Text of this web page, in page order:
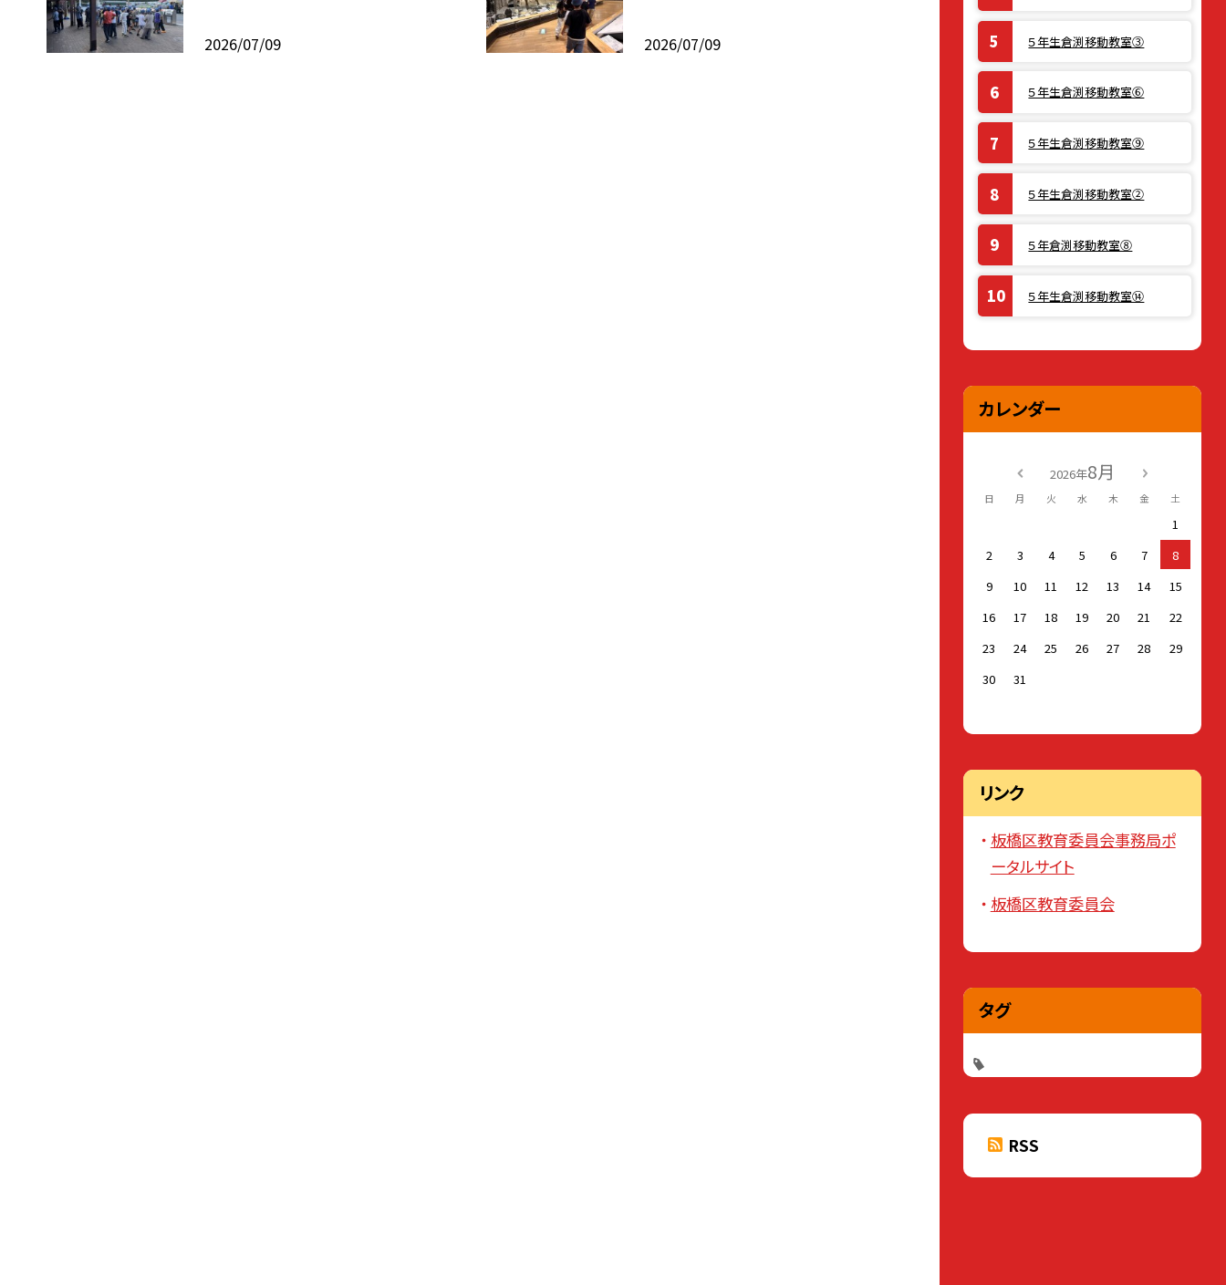
2026/07/09 2026/07/09 ５年生倉渕移動教室③
５年生倉渕移動教室⑥
５年生倉渕移動教室⑨
５年生倉渕移動教室②
５年倉渕移動教室⑧
５年生倉渕移動教室⑭
カレンダー
2026年8月
日 月 火 水 木 金 土
1
2
3 4 5 6 7
8
9
10 11 12 13 14
15
16
17 18 19 20 21
22
23
24 25 26 27 28
29
30
31
リンク
板橋区教育委員会事務局ポ
ータルサイト
板橋区教育委員会
タグ
RSS